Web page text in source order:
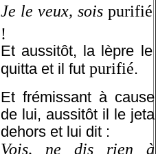
Je le veux, sois purifié
!
Et aussitôt, la lèpre le
quitta et il futpurifié.
Et frémissant à cause
de lui, aussitôt il le jeta
dehors et lui dit :
Vois, ne dis rien à